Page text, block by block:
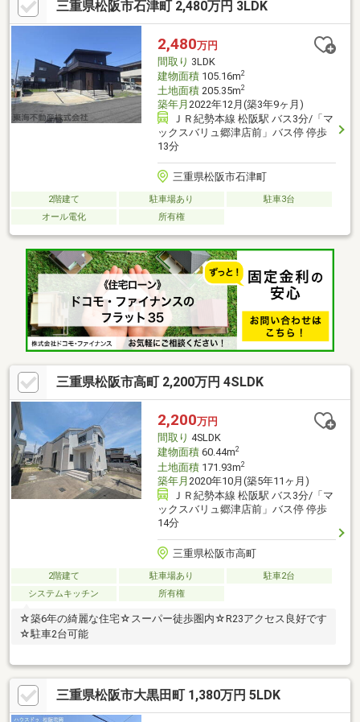
量〇ぎゅーとらラブリー大黒田店まで約400ｍ、買い物便利です
三重県松阪市石津町 2,480万円 3LDK
2,480万円
間取り 3LDK
建物面積105.16m2
土地面積205.35m2
築年月 2022年12月(築3年9ヶ月)
ＪＲ紀勢本線 松阪駅 バス3分/「マ
ックスバリュ郷津店前」バス停 停歩
13分
三重県松阪市石津町
2階建て 駐車場あり
駐車3台
オール電化
所有権
三重県松阪市高町 2,200万円 4SLDK
2,200万円
間取り 4SLDK
建物面積60.44m2
土地面積171.93m2
築年月 2020年10月(築5年11ヶ月)
ＪＲ紀勢本線 松阪駅 バス3分/「マ
ックスバリュ郷津店前」バス停 停歩
14分
三重県松阪市高町
2階建て 駐車場あり
駐車2台
システムキッチン
所有権
☆築6年の綺麗な住宅☆スーパー徒歩圏内☆R23アクセス良好です
☆駐車2台可能
三重県松阪市大黒田町 1,380万円 5LDK